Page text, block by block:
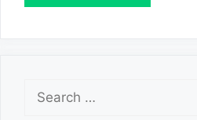
for: